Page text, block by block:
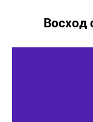
Восход